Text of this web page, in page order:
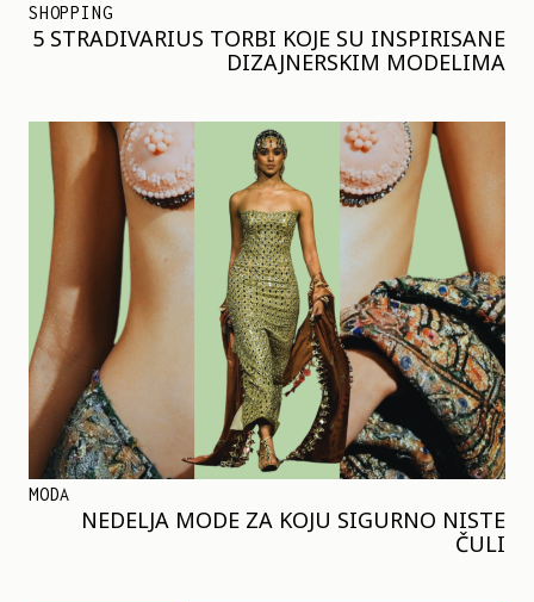
SHOPPING
5 STRADIVARIUS TORBI KOJE SU INSPIRISANE
DIZAJNERSKIM MODELIMA
MODA
NEDELJA MODE ZA KOJU SIGURNO NISTE
ČULI